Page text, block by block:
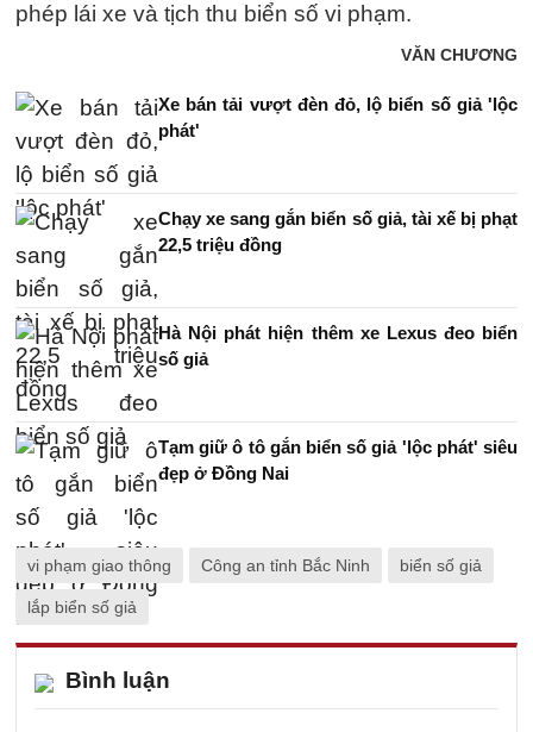
phép lái xe và tịch thu biển số vi phạm.
VĂN CHƯƠNG
Xe bán tải vượt đèn đỏ, lộ biển số giả 'lộc
phát'
Chạy xe sang gắn biển số giả, tài xế bị phạt
22,5 triệu đồng
Hà Nội phát hiện thêm xe Lexus đeo biển
số giả
Tạm giữ ô tô gắn biển số giả 'lộc phát' siêu
đẹp ở Đồng Nai
vi phạm giao thông Công an tỉnh Bắc Ninh biển số giả
lắp biển số giả
Bình luận